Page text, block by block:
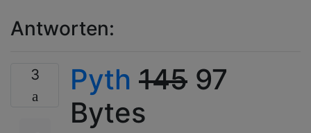
Antworten:
3 Pyth 145 97
Bytes